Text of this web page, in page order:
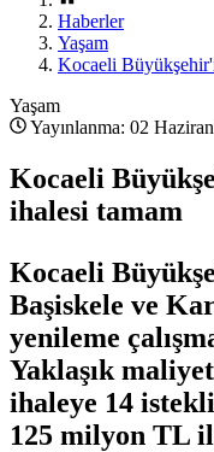
Haberler
Yaşam
Kocaeli
Yaşam
Yayınlanma: 02
Kocaeli
ihalesi tamam
Kocaeli
Başiskele ve
yenileme
Yaklaşık
ihaleye 14
125 milyon TL